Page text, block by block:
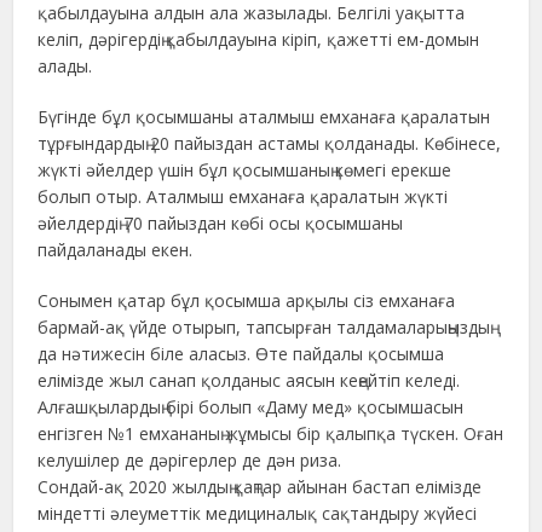
қабылдауына алдын ала жазылады. Белгілі уақытта
келіп, дәрігердің қабылдауына кіріп, қажетті ем-домын
алады.
Бүгінде бұл қосымшаны аталмыш емханаға қаралатын
тұрғындардың 20 пайыздан астамы қолданады. Көбінесе,
жүкті әйелдер үшін бұл қосымшаның көмегі ерекше
болып отыр. Аталмыш емханаға қаралатын жүкті
әйелдердің 70 пайыздан көбі осы қосымшаны
пайдаланады екен.
Сонымен қатар бұл қосымша арқылы сіз емханаға
бармай-ақ үйде отырып, тапсырған талдамаларыңыздың
да нәтижесін біле аласыз. Өте пайдалы қосымша
елімізде жыл санап қолданыс аясын кеңейтіп келеді.
Алғашқылардың бірі болып «Даму мед» қосымшасын
енгізген №1 емхананың жұмысы бір қалыпқа түскен. Оған
келушілер де дәрігерлер де дән риза.
Сондай-ақ 2020 жылдың қаңтар айынан бастап елімізде
міндетті әлеуметтік медициналық сақтандыру жүйесі